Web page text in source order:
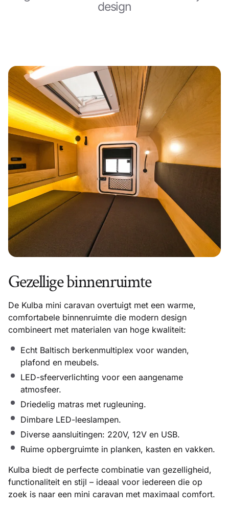
design
Gezellige binnenruimte
De Kulba mini caravan overtuigt met een warme,
comfortabele binnenruimte die modern design
combineert met materialen van hoge kwaliteit:
Echt Baltisch berkenmultiplex voor wanden,
plafond en meubels.
LED-sfeerverlichting voor een aangename
atmosfeer.
Driedelig matras met rugleuning.
Dimbare LED-leeslampen.
Diverse aansluitingen: 220V, 12V en USB.
Ruime opbergruimte in planken, kasten en vakken.
Kulba biedt de perfecte combinatie van gezelligheid,
functionaliteit en stijl – ideaal voor iedereen die op
zoek is naar een mini caravan met maximaal comfort.